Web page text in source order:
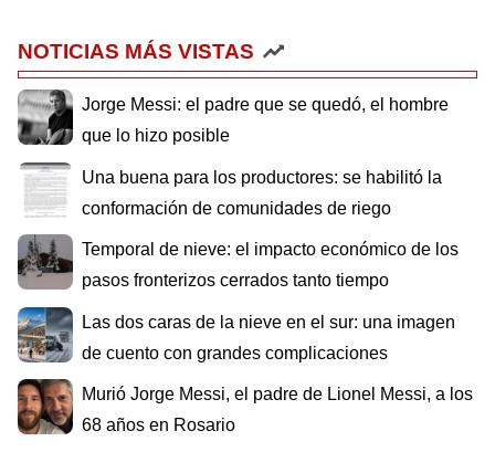
NOTICIAS MÁS VISTAS
Jorge Messi: el padre que se quedó, el hombre
que lo hizo posible
Una buena para los productores: se habilitó la
conformación de comunidades de riego
Temporal de nieve: el impacto económico de los
pasos fronterizos cerrados tanto tiempo
Las dos caras de la nieve en el sur: una imagen
de cuento con grandes complicaciones
Murió Jorge Messi, el padre de Lionel Messi, a los
68 años en Rosario